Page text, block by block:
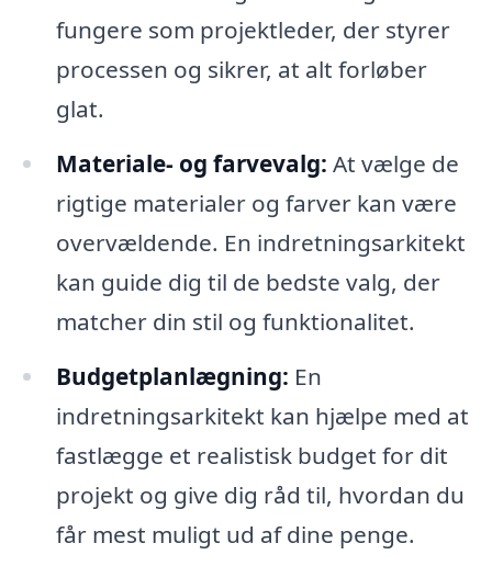
fungere som projektleder, der styrer
processen og sikrer, at alt forløber
glat.
Materiale- og farvevalg: At vælge de
rigtige materialer og farver kan være
overvældende. En indretningsarkitekt
kan guide dig til de bedste valg, der
matcher din stil og funktionalitet.
Budgetplanlægning: En
indretningsarkitekt kan hjælpe med at
fastlægge et realistisk budget for dit
projekt og give dig råd til, hvordan du
får mest muligt ud af dine penge.